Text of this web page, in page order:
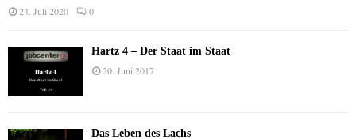
24. Juli 2020 0
Hartz 4 – Der Staat im Staat
20. Juni 2017
Das Leben des Lachs